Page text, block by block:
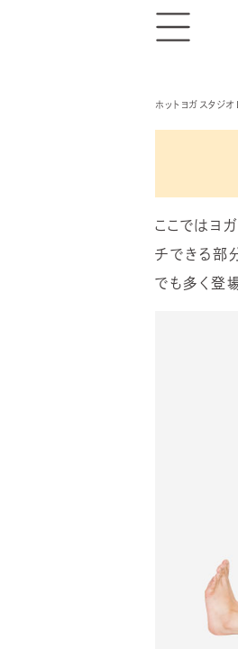
ホットヨガスタジ
ここではヨ
チできる部
でも多く登